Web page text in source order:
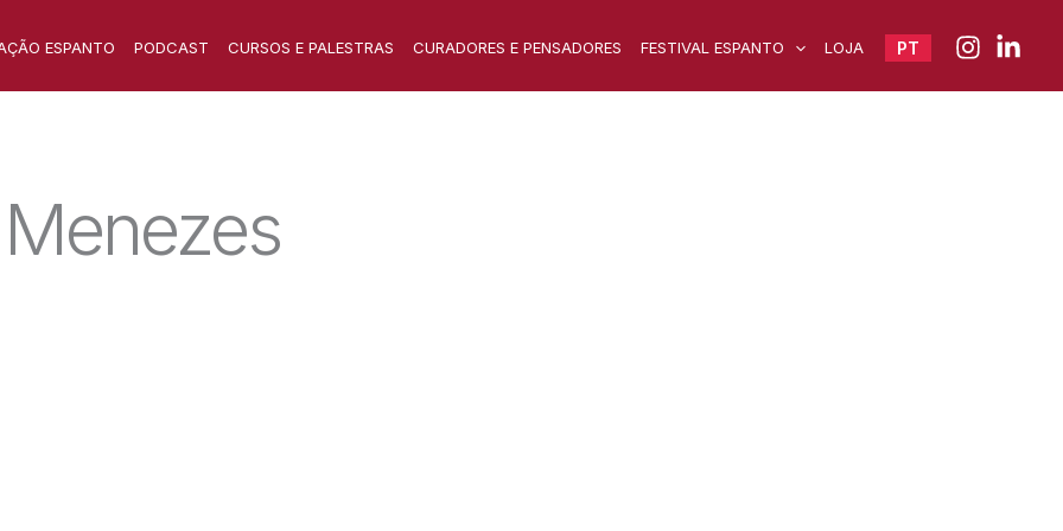
ESPANTO PODCAST CURSOS E PALESTRAS CURADORES E PENSADORES FESTIVAL ESPANTO LOJA PT